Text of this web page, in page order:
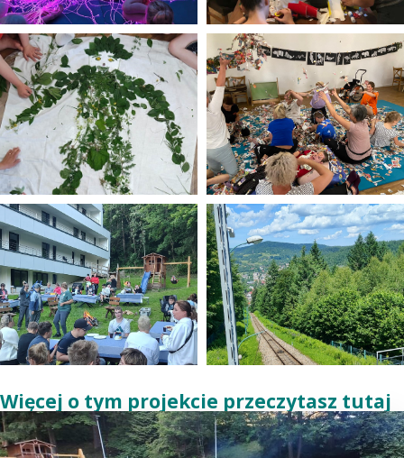
Więcej o tym projekcie przeczytasz tutaj